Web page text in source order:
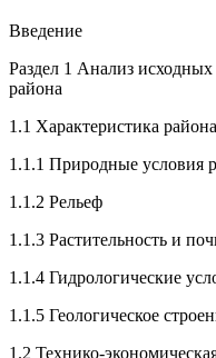
Введение
Раздел 1 Анализ
района
1.1 Характеристика
1.1.1 Природные условия
1.1.2 Рельеф
1.1.3 Растительность и
1.1.4 Гидрологические
1.1.5 Геологическое
1.2 Технико-